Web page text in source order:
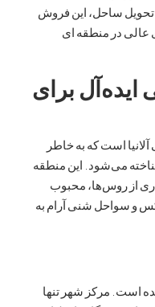
ساحل، این فروش
ای
برای
به خاطر
این منطقه
محبوب
آرام به
شهر تنها